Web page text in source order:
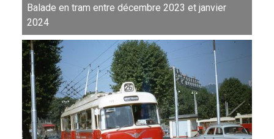
Balade en tram entre décembre 2023 et janvier
2024